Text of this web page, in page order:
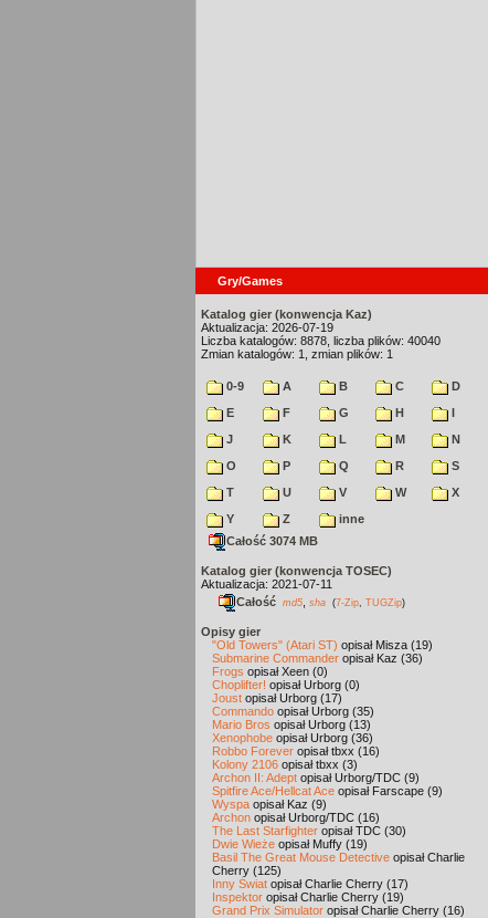
Gry/Games
Katalog gier (konwencja Kaz)
Aktualizacja: 2026-07-19
Liczba katalogów: 8878, liczba plików: 40040
Zmian katalogów: 1, zmian plików: 1
0-9 A B C
D
E
F G H
I
J
K L M
N
O
P Q R
S
T
U V W
X
Y
Z
inne
Całość 3074 MB
Katalog gier (konwencja TOSEC)
Aktualizacja: 2021-07-11
Całość md5 sha (7-Zip TUGZip)
Opisy gier
"Old Towers" (Atari ST) opisał Misza (19)
Submarine Commander opisał Kaz (36)
Frogs opisał Xeen (0)
Choplifter! opisał Urborg (0)
Joust opisał Urborg (17)
Commando opisał Urborg (35)
Mario Bros opisał Urborg (13)
Xenophobe opisał Urborg (36)
Robbo Forever opisał tbxx (16)
Kolony 2106 opisał tbxx (3)
Archon II: Adept opisał Urborg/TDC (9)
Spitfire Ace/Hellcat Ace opisał Farscape (9)
Wyspa opisał Kaz (9)
Archon opisał Urborg/TDC (16)
The Last Starfighter opisał TDC (30)
Dwie Wieże opisał Muffy (19)
Basil The Great Mouse Detective opisał Charlie
Cherry (125)
Inny Świat opisał Charlie Cherry (17)
Inspektor opisał Charlie Cherry (19)
Grand Prix Simulator opisał Charlie Cherry (16)